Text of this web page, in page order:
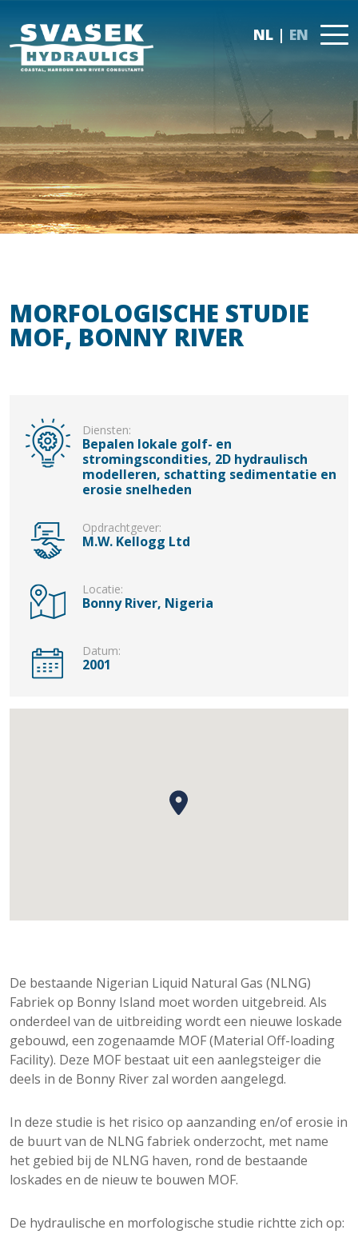
NL EN
MORFOLOGISCHE STUDIE
MOF, BONNY RIVER
Diensten:
Bepalen lokale golf- en
stromingscondities, 2D hydraulisch
modelleren, schatting sedimentatie en
erosie snelheden
Opdrachtgever:
M.W. Kellogg Ltd
Locatie:
Bonny River, Nigeria
Datum:
2001
De bestaande Nigerian Liquid Natural Gas (NLNG)
Fabriek op Bonny Island moet worden uitgebreid. Als
onderdeel van de uitbreiding wordt een nieuwe loskade
gebouwd, een zogenaamde MOF (Material Off-loading
Facility). Deze MOF bestaat uit een aanlegsteiger die
deels in de Bonny River zal worden aangelegd.
In deze studie is het risico op aanzanding en/of erosie in
de buurt van de NLNG fabriek onderzocht, met name
het gebied bij de NLNG haven, rond de bestaande
loskades en de nieuw te bouwen MOF.
De hydraulische en morfologische studie richtte zich op: